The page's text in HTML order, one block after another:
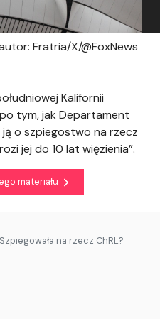
Fratria/X/@FoxNews
Kalifornii
tym, jak Departament
ją o szpiegostwo na rzecz
jej do 10 lat więzienia”.
materiału
na rzecz ChRL?